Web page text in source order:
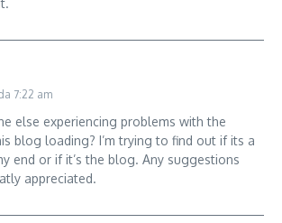
7:22 am
else experiencing problems with the
blog loading? I’m trying to find out if its a
end or if it’s the blog. Any suggestions
appreciated.